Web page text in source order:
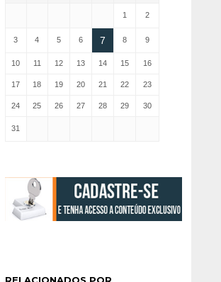
1 2
3 4 5 6 7 8 9
10 11 12 13 14 15 16
17 18 19 20 21 22 23
24 25 26 27 28 29 30
31